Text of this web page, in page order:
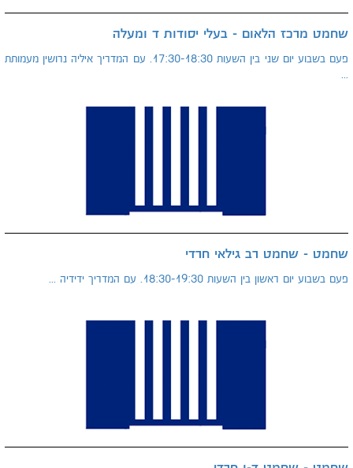
שחמט מרכז הלאום - בעלי יסודות ד ומעלה
פעם בשבוע יום שני בין השעות 17:30-18:30. עם המדריך איליה נרושין מעמותת
...
שחמט - שחמט רב גילאי חרדי
פעם בשבוע יום ראשון בין השעות 18:30-19:30. עם המדריך ידידיה ...